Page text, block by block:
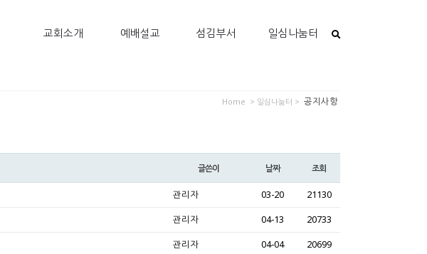
일심나눔터
섬김부서
예배설교
교회소개
공지사항
> 일심나눔터 >
Home
글쓴이 날짜 조회
관리자 03-20 21130
관리자 04-13 20733
관리자 04-04 20699